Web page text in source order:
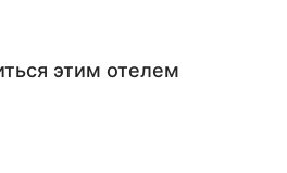
этим отелем